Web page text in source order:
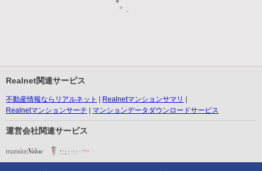
Realnet関連サービス
不動産情報ならリアルネット
Realnetマンションサマリ
Realnetマンションサーチ
マンションデータダウンロードサービス
運営会社関連サービス